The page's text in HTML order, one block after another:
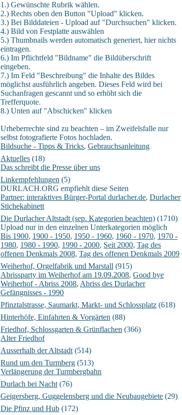
1.) Gewünschte Rubrik wählen.
2.) Rechts oben den Button "Upload" klicken.
3.) Bei Bilddateien - Upload auf "Durchsuchen" klicken.
4.) Bild von Festplatte auswählen
5.) Thumbnails werden automatisch generiert, hier nichts
eintragen.
6.) Im Pflichtfeld "Bildname" die Bildüberschrift
eingeben.
7.) Im Feld "Beschreibung" die Inhalte des Bildes
möglichst ausführlich angeben. Dieses Feld wird bei
Suchanfragen gescannt und so erhöht sich die
Trefferquote.
8.) Unten auf "Abschicken" klicken
Urheberrechte sind zu beachten – im Zweifelsfalle nur
selbst fotografierte Fotos hochladen.
Bildsuche - Tipps & Tricks, Gebrauchsanleitung
Aktuelles (18)
Das schreibt die Presse über uns
Linkempfehlungen (5)
DURLACH.ORG empfiehlt diese Seiten
Partner: interaktives Bürger-Portal durlacher.de, Durlacher
Stichekabinett
Die Durlacher Altstadt (sep. Kategorien beachten) (1710)
Upload nur in den einzelnen Unterkategorien möglich
Bis 1900, 1900 - 1950, 1950 - 1960, 1960 - 1970, 1970 -
1980, 1980 - 1990, 1990 - 2000, Seit 2000, Tag des
offenen Denkmals 2008, Tag des offenen Denkmals 2009
Weiherhof, Orgelfabrik und Marstall (915)
Abrissparty im Weiherhof am 19.09.2008, Good bye
Weiherhof - Abriss 2008, Abriss des Durlacher
Gefängnisses - 1990
Pfinztalstrasse, Saumarkt, Markt- und Schlossplatz (618)
Hinterhöfe, Einfahrten & Vorgärten (88)
Friedhof, Schlossgarten & Grünflachen (366)
Alter Friedhof
Ausserhalb der Altstadt (514)
Rund um den Turmberg (513)
Verlängerung der Turmbergbahn
Durlach bei Nacht (76)
Geigersberg, Guggelensberg und die Neubaugebiete (29)
Die Pfinz und Hub (172)